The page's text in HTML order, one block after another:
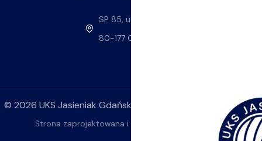
SP 85, ul. Stolema 59
80-177 Gdańsk
© 2026 UKS Jasieniak Gdańsk. Wszelkie prawa zastrzeżone.
Strona zaprojektowana i wykonana przez ok4YOU